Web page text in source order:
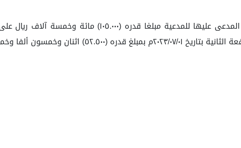
فلكل ما تقدم، حكمت الدائرة بإثبات الصلح بين الطرفين، وذلك بأن تدفع